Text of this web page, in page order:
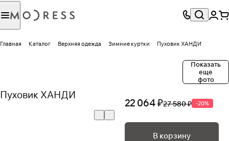
Главная Каталог Верхняя одежда Зимние куртки Пуховик ХАНДИ
Показать
еще
фото
Пуховик ХАНДИ
22 064 ₽27 580 ₽ -20%
В корзину